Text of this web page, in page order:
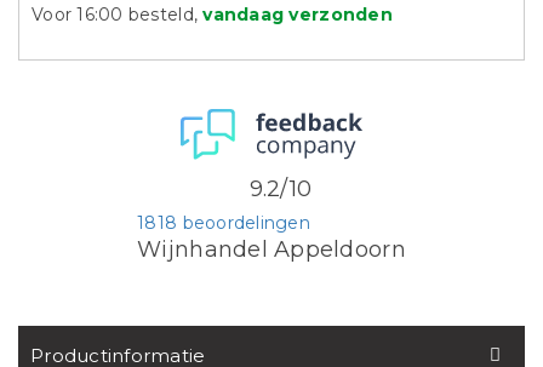
Voor 16:00 besteld,vandaag verzonden
Wijnhandel Appeldoorn
1818 beoordelingen
9.2/10
Productinformatie